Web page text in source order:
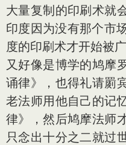
大量复制的印刷术就
印度因为没有那个市
度的印刷术才开始被广
又好像是博学的鸠摩
诵律》，也得礼请罽
老法师用他自己的记
律》，然后鸠摩法师
只念出十分之二就过